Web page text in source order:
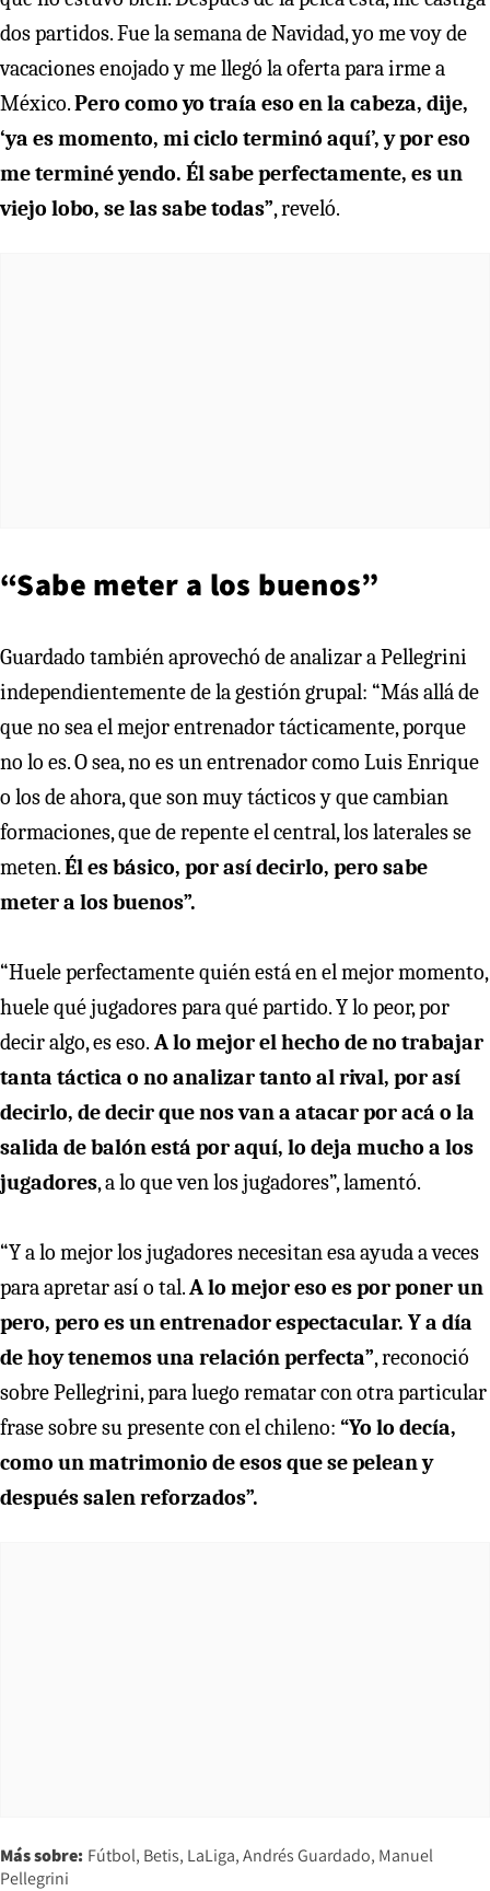
dos partidos. Fue la semana de Navidad, yo me voy de
vacaciones enojado y me llegó la oferta para irme a
México.Pero como yo traía eso en la cabeza, dije,
‘ya es momento, mi ciclo terminó aquí’, y por eso
me terminé yendo. Él sabe perfectamente, es un
viejo lobo, se las sabe todas”, reveló.
“Sabe meter a los buenos”
Guardado también aprovechó de analizar a Pellegrini
independientemente de la gestión grupal: “Más allá de
que no sea el mejor entrenador tácticamente, porque
no lo es. O sea, no es un entrenador como Luis Enrique
o los de ahora, que son muy tácticos y que cambian
formaciones, que de repente el central, los laterales se
meten.Él es básico, por así decirlo, pero sabe
meter a los buenos”.
“Huele perfectamente quién está en el mejor momento,
huele qué jugadores para qué partido. Y lo peor, por
decir algo, es eso. A lo mejor el hecho de no trabajar
tanta táctica o no analizar tanto al rival, por así
decirlo, de decir que nos van a atacar por acá o la
salida de balón está por aquí, lo deja mucho a los
jugadores, a lo que ven los jugadores”, lamentó.
“Y a lo mejor los jugadores necesitan esa ayuda a veces
para apretar así o tal.A lo mejor eso es por poner un
pero, pero es un entrenador espectacular. Y a día
de hoy tenemos una relación perfecta”, reconoció
sobre Pellegrini, para luego rematar con otra particular
frase sobre su presente con el chileno: “Yo lo decía,
como un matrimonio de esos que se pelean y
después salen reforzados”.
Más sobre: Fútbol Betis LaLiga Andrés Guardado Manuel
Pellegrini